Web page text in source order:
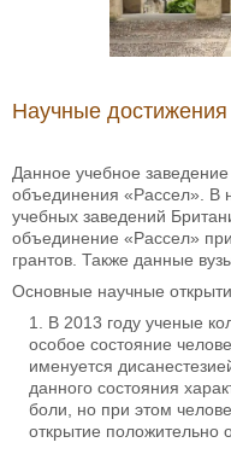
Научные
Данное учебное
объединения «Рассел». В
учебных заведений
объединение «Рассел»
грантов. Также данные
Основные научные
В 2013 году ученые
особое состояние
именуется
данного состояния
боли, но при этом
открытие положительно